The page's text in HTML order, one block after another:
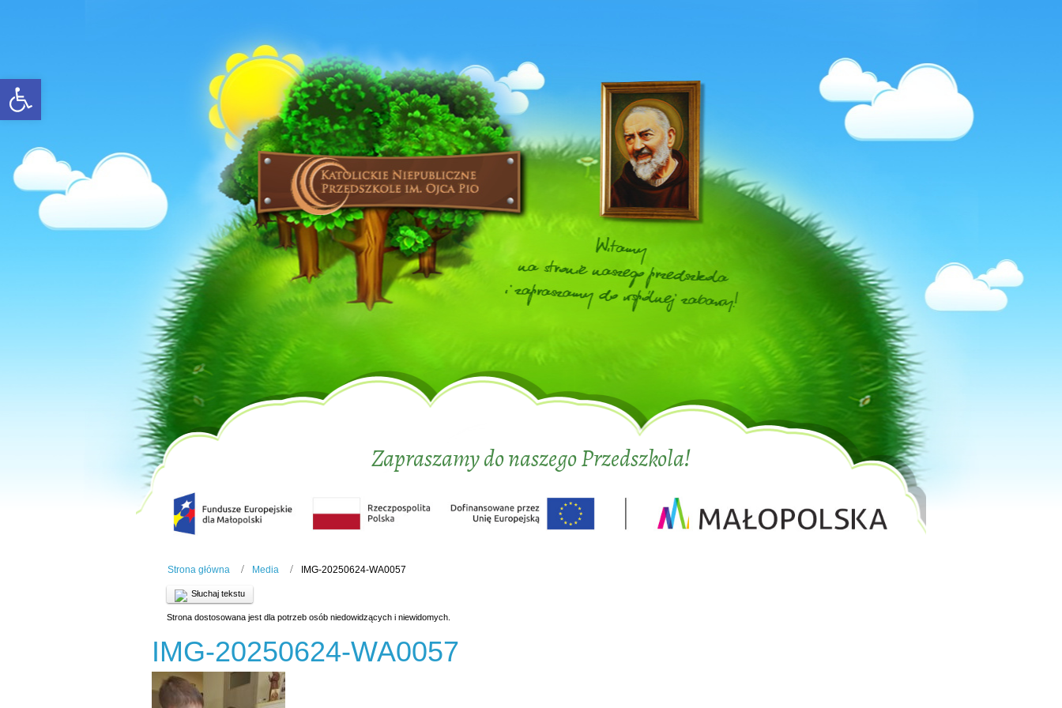
Open toolbar
Zapraszamy do naszego Przedszkola!
Strona główna Media IMG-20250624-WA0057
Słuchaj tekstu
Strona dostosowana jest dla potrzeb osób niedowidzących i niewidomych.
IMG-20250624-WA0057